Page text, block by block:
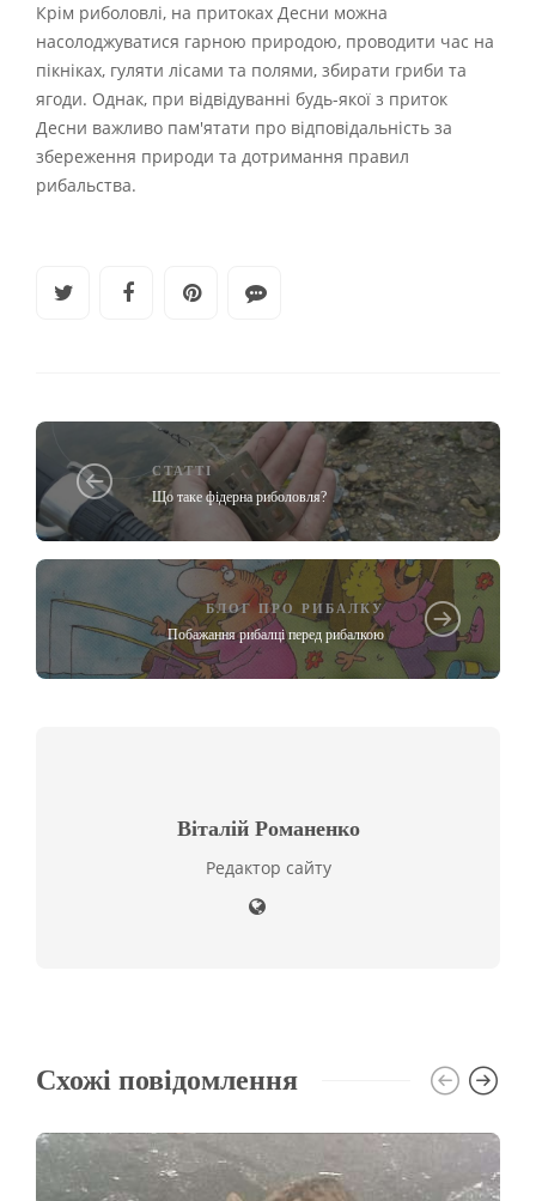
Крім риболовлі, на притоках Десни можна
насолоджуватися гарною природою, проводити час на
пікніках, гуляти лісами та полями, збирати гриби та
ягоди. Однак, при відвідуванні будь-якої з приток
Десни важливо пам'ятати про відповідальність за
збереження природи та дотримання правил
рибальства.
СТАТТІ
Що таке фідерна риболовля?
БЛОГ ПРО РИБАЛКУ
Побажання рибалці перед рибалкою
Віталій Романенко
Редактор сайту
Схожі повідомлення